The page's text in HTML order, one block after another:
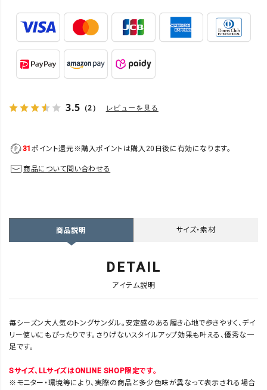
3.5 （2） レビューを見る
31 ポイント還元※購入ポイントは購入20日後に有効になります。
商品について問い合わせる
商品説明 サイズ・素材
DETAIL
アイテム説明
毎シーズン大人気のトングサンダル。安定感のある履き心地で歩きやすく、デイ
リー使いにもぴったりです。さりげないスタイルアップ効果も叶える、優秀な一
足です。
Sサイズ、LLサイズはONLINE SHOP限定です。
※モニター・環境等により、実際の商品と多少色味が異なって表示される場合